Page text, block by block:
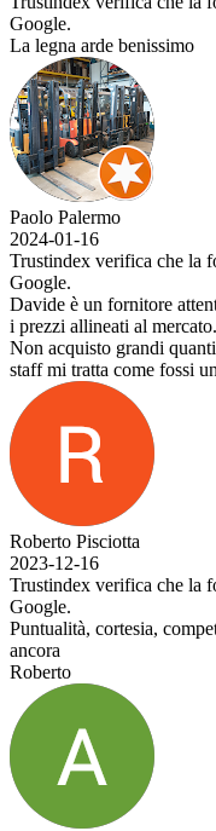
Google.
La legna arde benissimo
Paolo Palermo
2024-01-16
Trustindex verifica che la
Google.
Davide è un fornitore
i prezzi allineati al mercato.
Non acquisto grandi
staff mi tratta come fossi
Roberto Pisciotta
2023-12-16
Trustindex verifica che la
Google.
Puntualità, cortesia,
ancora
Roberto